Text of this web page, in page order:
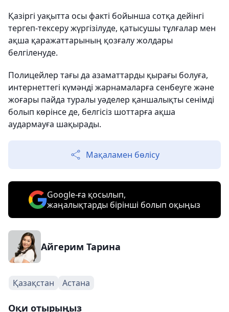
Қазіргі уақытта осы факті бойынша сотқа дейінгі
тергеп-тексеру жүргізілуде, қатысушы тұлғалар мен
ақша қаражаттарының қозғалу жолдары
белгіленуде.
Полицейлер тағы да азаматтарды қырағы болуға,
интернеттегі күмәнді жарнамаларға сенбеуге және
жоғары пайда туралы уәделер қаншалықты сенімді
болып көрінсе де, белгісіз шоттарға ақша
аудармауға шақырады.
Мақаламен бөлісу
Google-ға қосылып,
жаңалықтарды бірінші болып оқыңыз
Айгерим Тарина
Қазақстан Астана
Оқи отырыңыз